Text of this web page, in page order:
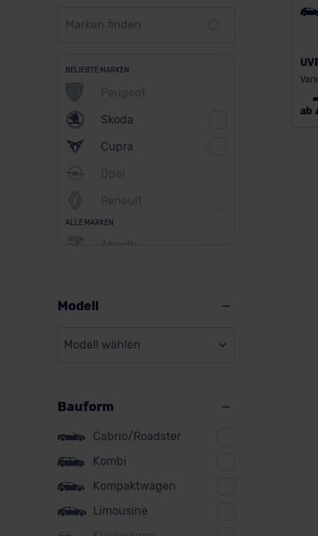
BELIEBTE MARKEN
Peugeot
Skoda
Cupra
Opel
Renault
ALLE MARKEN
Abarth
BMW
Citroen
Cupra
DS
Dacia
Fiat
Modell
Modell wählen
Bauform
Cabrio/Roadster
Kombi
Kompaktwagen
Limousine
ab